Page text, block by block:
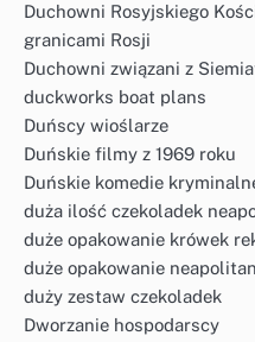
Duchowni Rosyjskiego
granicami Rosji
Duchowni związani z
duckworks boat plans
Duńscy wioślarze
Duńskie filmy z 1969 roku
Duńskie komedie
duża ilość czekoladek
duże opakowanie krówek
duże opakowanie
duży zestaw czekoladek
Dworzanie hospodarscy